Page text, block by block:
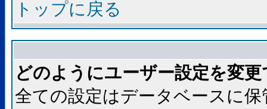
トップに戻る
どのようにユーザー設定を変
全ての設定はデータベースに